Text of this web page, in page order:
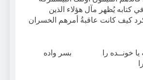
في كتابه يُظهر مآل هؤلاء الذين
كيف كانت عاقبةُ أمرهم الخسران
يا خونــده را بسر واده